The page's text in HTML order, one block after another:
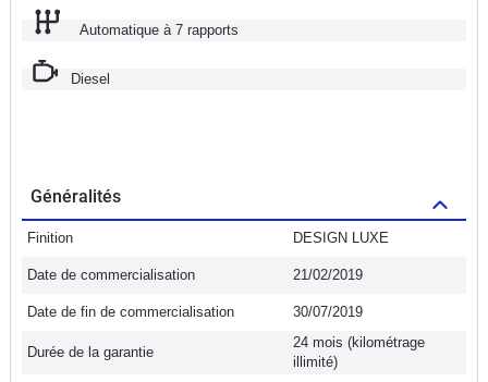
Automatique à 7 rapports
Diesel
Généralités
Finition DESIGN LUXE
Date de commercialisation 21/02/2019
Date de fin de commercialisation 30/07/2019
Durée de la garantie
24 mois (kilométrage
illimité)